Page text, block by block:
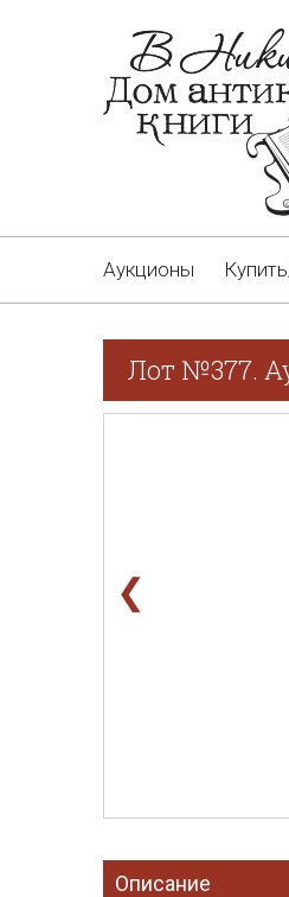
Аукционы
Лот №377.
❮
Описание